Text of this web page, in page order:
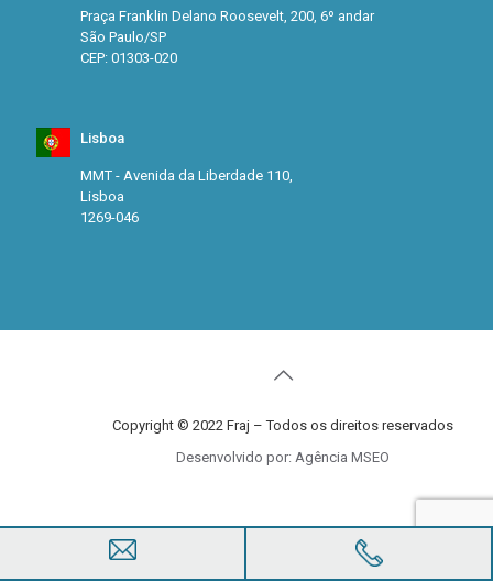
Praça Franklin Delano Roosevelt, 200, 6º andar
São Paulo/SP
CEP: 01303-020
Lisboa
MMT - Avenida da Liberdade 110,
Lisboa
1269-046
Copyright © 2022 Fraj – Todos os direitos reservados
Desenvolvido por: Agência MSEO